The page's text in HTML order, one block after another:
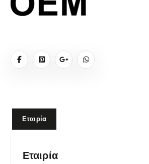
Εταιρία
Εταιρία